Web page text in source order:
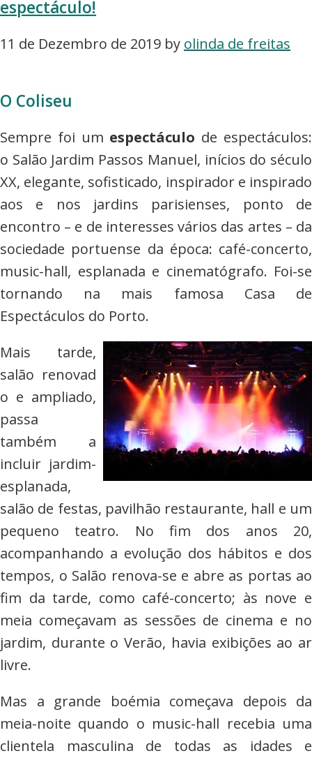
espectáculo!
11 de Dezembro de 2019 by olinda de freitas
O Coliseu
Sempre foi um espectáculo de espectáculos:
o Salão Jardim Passos Manuel, inícios do século
XX, elegante, sofisticado, inspirador e inspirado
aos e nos jardins parisienses, ponto de
encontro – e de interesses vários das artes – da
sociedade portuense da época: café-concerto,
music-hall, esplanada e cinematógrafo. Foi-se
tornando na mais famosa Casa de
Espectáculos do Porto.
Mais tarde,
salão renovad
o e ampliado,
passa
também a
incluir jardim-
esplanada,
salão de festas, pavilhão restaurante, hall e um
pequeno teatro. No fim dos anos 20,
acompanhando a evolução dos hábitos e dos
tempos, o Salão renova-se e abre as portas ao
fim da tarde, como café-concerto; às nove e
meia começavam as sessões de cinema e no
jardim, durante o Verão, havia exibições ao ar
livre.
Mas a grande boémia começava depois da
meia-noite quando o music-hall recebia uma
clientela masculina de todas as idades e